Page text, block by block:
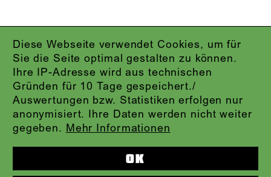
Diese Webseite verwendet Cookies, um für
Sie die Seite optimal gestalten zu können.
Ihre IP-Adresse wird aus technischen
Gründen für 10 Tage gespeichert./
Auswertungen bzw. Statistiken erfolgen nur
anonymisiert. Ihre Daten werden nicht weiter
gegeben. Mehr Informationen
OK
IMPRESSUM
DATENSCHUTZ
AGB
KONTAKT
ABO-LOGIN
PRESSE
KARTENTELEFON:069.212.49.49.4